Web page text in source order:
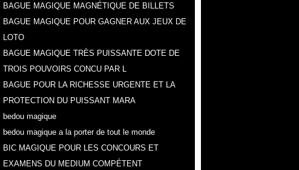
BAGUE MAGIQUE MAGNÉTIQUE DE BILLETS
BAGUE MAGIQUE POUR GAGNER AUX JEUX DE
LOTO
BAGUE MAGIQUE TRÈS PUISSANTE DOTE DE
TROIS POUVOIRS CONCU PAR L
BAGUE POUR LA RICHESSE URGENTE ET LA
PROTECTION DU PUISSANT MARA
bedou magique
bedou magique a la porter de tout le monde
BIC MAGIQUE POUR LES CONCOURS ET
EXAMENS DU MEDIUM COMPÉTENT